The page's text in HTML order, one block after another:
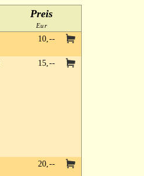
Preis
Eur
10,--
15,--
20,--